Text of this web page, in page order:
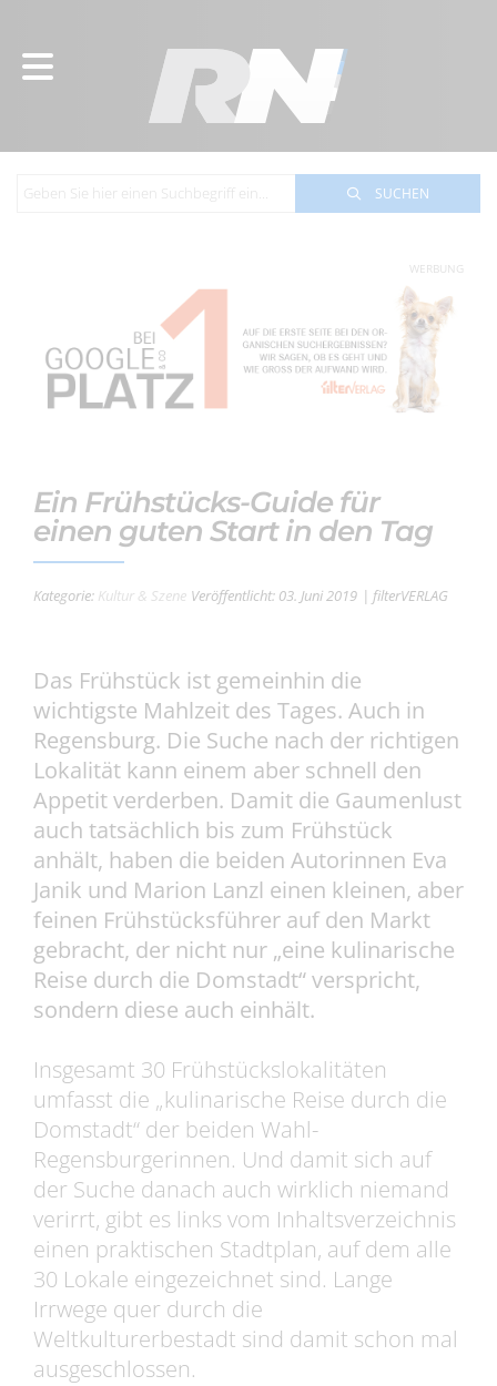
SUCHEN
WERBUNG
Ein Frühstücks-Guide für
einen guten Start in den Tag
Kategorie: Kultur & Szene Veröffentlicht: 03. Juni 2019 | filterVERLAG
Das Frühstück ist gemeinhin die
wichtigste Mahlzeit des Tages. Auch in
Regensburg. Die Suche nach der richtigen
Lokalität kann einem aber schnell den
Appetit verderben. Damit die Gaumenlust
auch tatsächlich bis zum Frühstück
anhält, haben die beiden Autorinnen Eva
Janik und Marion Lanzl einen kleinen, aber
feinen Frühstücksführer auf den Markt
gebracht, der nicht nur „eine kulinarische
Reise durch die Domstadt“ verspricht,
sondern diese auch einhält.
Insgesamt 30 Frühstückslokalitäten
umfasst die „kulinarische Reise durch die
Domstadt“ der beiden Wahl-
Regensburgerinnen. Und damit sich auf
der Suche danach auch wirklich niemand
verirrt, gibt es links vom Inhaltsverzeichnis
einen praktischen Stadtplan, auf dem alle
30 Lokale eingezeichnet sind. Lange
Irrwege quer durch die
Weltkulturerbestadt sind damit schon mal
ausgeschlossen.